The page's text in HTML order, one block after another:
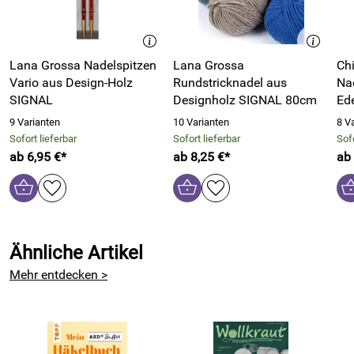
Hersteller: frechverlag GmbH, Dieselstraße 5, 70839
Gerlingen, Deutschland, https://www.topp-kreativ.de
Lana Grossa Nadelspitzen
Vario aus Design-Holz
SIGNAL
9 Varianten
Sofort lieferbar
ab 6,95 €*
Lana Grossa
Rundstricknadel aus
Designholz SIGNAL 80cm
10 Varianten
Sofort lieferbar
ab 8,25 €*
8
ab
Ähnliche Artikel
Mehr entdecken >